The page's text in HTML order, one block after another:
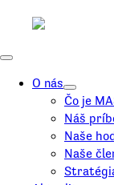
O nás
Čo je
Náš
Naše
Naše